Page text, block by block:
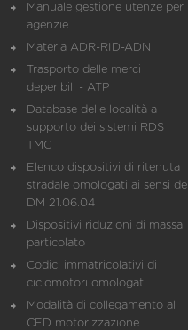
Manuale gestione utenze per
agenzie
Materia ADR-RID-ADN
Trasporto delle merci
deperibili - ATP
Database delle località a
supporto dei sistemi RDS
TMC
Elenco dispositivi di ritenuta
stradale omologati ai sensi del
DM 21.06.04
Dispositivi riduzioni di massa
particolato
Codici immatricolativi di
ciclomotori omologati
Modalità di collegamento al
CED motorizzazione